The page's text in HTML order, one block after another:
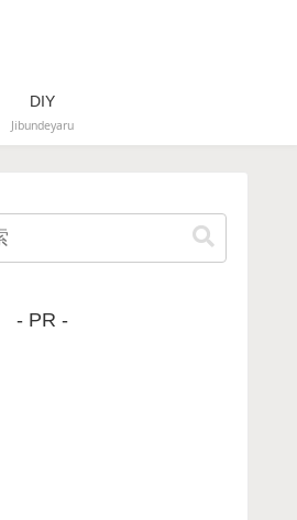
DIY
Jibundeyaru
- PR -